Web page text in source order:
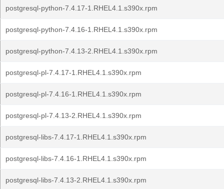
postgresql-python-7.4.17-1.RHEL4.1.s390x.rpm
postgresql-python-7.4.16-1.RHEL4.1.s390x.rpm
postgresql-python-7.4.13-2.RHEL4.1.s390x.rpm
postgresql-pl-7.4.17-1.RHEL4.1.s390x.rpm
postgresql-pl-7.4.16-1.RHEL4.1.s390x.rpm
postgresql-pl-7.4.13-2.RHEL4.1.s390x.rpm
postgresql-libs-7.4.17-1.RHEL4.1.s390x.rpm
postgresql-libs-7.4.16-1.RHEL4.1.s390x.rpm
postgresql-libs-7.4.13-2.RHEL4.1.s390x.rpm